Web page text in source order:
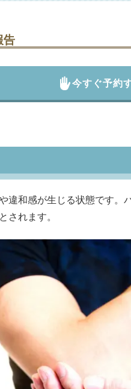
告
今すぐ予約
違和感が生じる状態です。
されます。